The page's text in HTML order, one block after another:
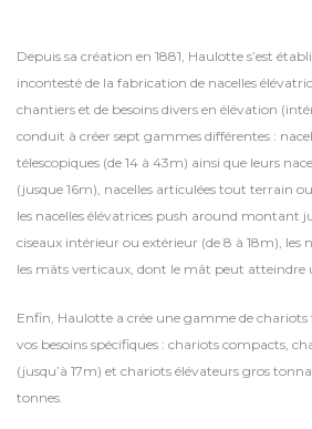
Depuis sa création en 1881, Haulotte s’est
incontesté de la fabrication de nacelles
chantiers et de besoins divers en élévation
conduit à créer sept gammes différentes :
télescopiques (de 14 à 43m) ainsi que leurs
(jusque 16m), nacelles articulées tout terrain ou
les nacelles élévatrices push around montant
ciseaux intérieur ou extérieur (de 8 à 18m), les
les mâts verticaux, dont le mât peut atteindre
Enfin, Haulotte a crée une gamme de chariots
vos besoins spécifiques : chariots compacts,
(jusqu’à 17m) et chariots élévateurs gros
tonnes.